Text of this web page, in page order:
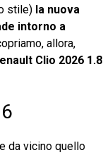
stile) la nuova
intorno a
allora,
Clio 2026 1.8
da vicino quello